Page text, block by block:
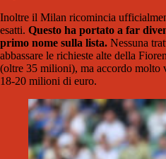
Inoltre il Milan ricomincia
esatti. Questo ha portato a far
primo nome sulla lista. Nessuna
abbassare le richieste alte della
(oltre 35 milioni), ma accordo molto
18-20 milioni di euro.